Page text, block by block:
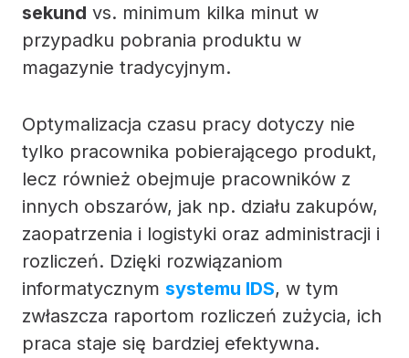
sekund vs. minimum kilka minut w
przypadku pobrania produktu w
magazynie tradycyjnym.
Optymalizacja czasu pracy dotyczy nie
tylko pracownika pobierającego produkt,
lecz również obejmuje pracowników z
innych obszarów, jak np. działu zakupów,
zaopatrzenia i logistyki oraz administracji i
rozliczeń. Dzięki rozwiązaniom
informatycznym systemu IDS, w tym
zwłaszcza raportom rozliczeń zużycia, ich
praca staje się bardziej efektywna.